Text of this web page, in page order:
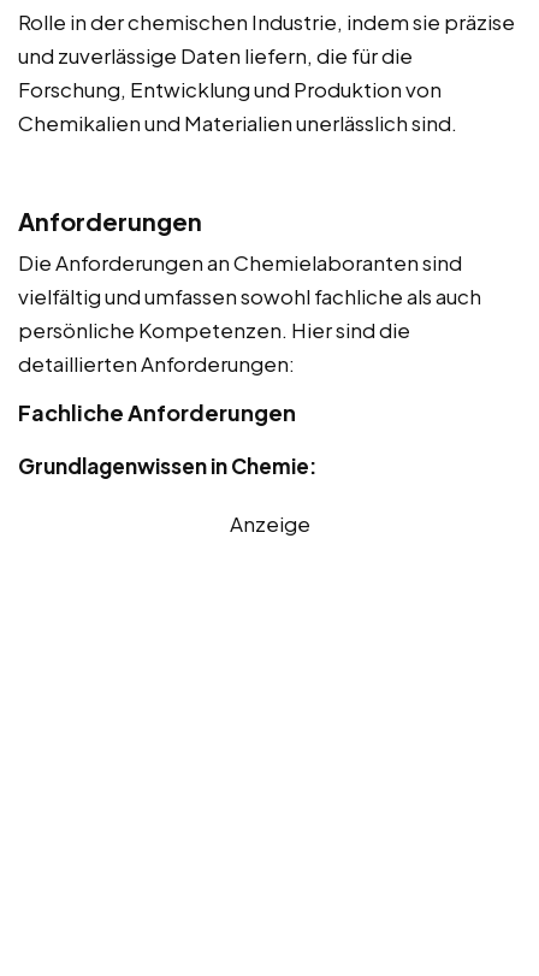
Rolle in der chemischen Industrie, indem sie präzise
und zuverlässige Daten liefern, die für die
Forschung, Entwicklung und Produktion von
Chemikalien und Materialien unerlässlich sind.
Anforderungen
Die Anforderungen an Chemielaboranten sind
vielfältig und umfassen sowohl fachliche als auch
persönliche Kompetenzen. Hier sind die
detaillierten Anforderungen:
Fachliche Anforderungen
Grundlagenwissen in Chemie:
Anzeige